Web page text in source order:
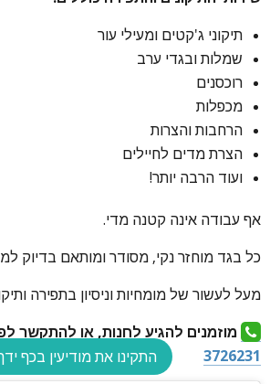
תיקוני ג'קטים ומעילי עור
שמלות ובגדי ערב
רוכסנים
מכפלות
הרחבות והצרות
הצרת מדים לחיילים
ועוד הרבה יותר!
אף עבודה אינה קטנה מדי.
כל בגד מוחזר נקי, מסודר ומותאם בדיוק
מעל לעשור של מומחיות וניסיון בתפירה
מוזמנים להגיע לחנות, או להתקשר
3726231
התקינו את מודיעין בכף